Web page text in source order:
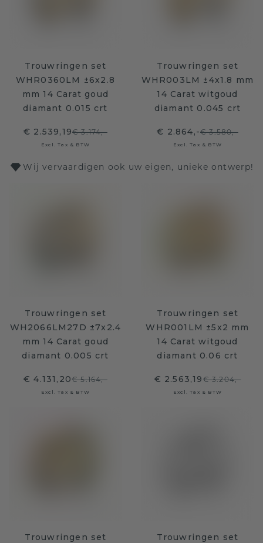
Trouwringen set
WHR0360LM ±6x2.8
mm 14 Carat goud
diamant 0.015 crt
€ 2.539,19€ 3.174,-
Excl. Tax & BTW
Trouwringen set
WHR003LM ±4x1.8 mm
14 Carat witgoud
diamant 0.045 crt
€ 2.864,-€ 3.580,-
Excl. Tax & BTW
Wij vervaardigen ook uw eigen, unieke ontwerp!
Trouwringen set
WH2066LM27D ±7x2.4
mm 14 Carat goud
diamant 0.005 crt
€ 4.131,20€ 5.164,-
Excl. Tax & BTW
Trouwringen set
WHR001LM ±5x2 mm
14 Carat witgoud
diamant 0.06 crt
€ 2.563,19€ 3.204,-
Excl. Tax & BTW
Trouwringen set
Trouwringen set